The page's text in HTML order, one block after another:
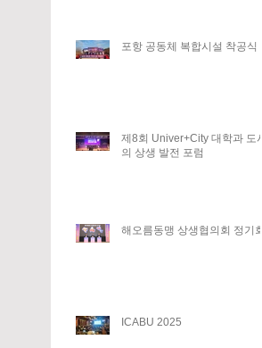
포항 공동체 복합시설 착공식
제8회 Univer+City 대학과 도시
의 상생 발전 포럼
해오름동맹 상생협의회 정기회
ICABU 2025